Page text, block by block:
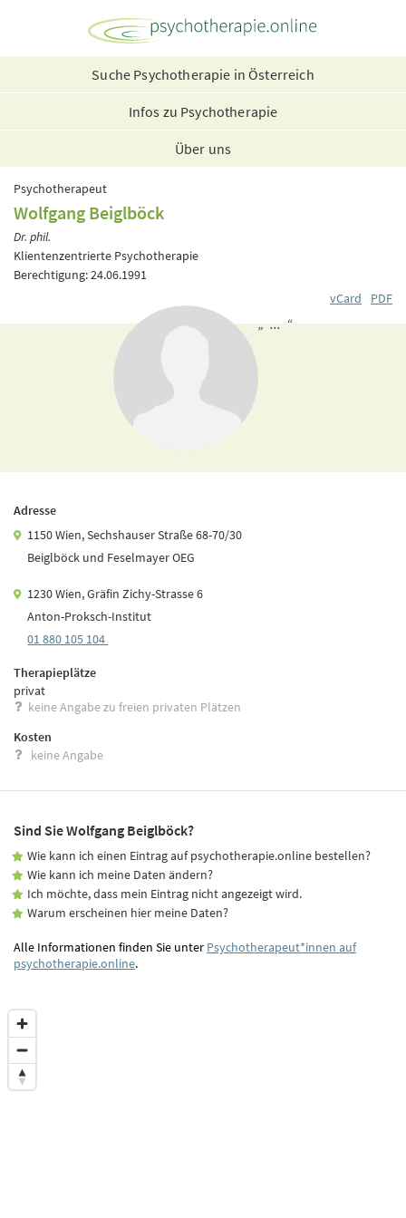
Suche Psychotherapie in Österreich
Infos zu Psychotherapie
Über uns
Psychotherapeut
Wolfgang Beiglböck
Dr. phil.
Klientenzentrierte Psychotherapie
Berechtigung: 24.06.1991
vCard
PDF
„ ... “
Adresse
1150 Wien, Sechshauser Straße 68-70/30
Beiglböck und Feselmayer OEG
1230 Wien, Gräfin Zichy-Strasse 6
Anton-Proksch-Institut
01 880 105 104
Therapieplätze
privat
keine Angabe zu freien privaten Plätzen
Kosten
keine Angabe
Sind Sie Wolfgang Beiglböck?
Wie kann ich einen Eintrag auf psychotherapie.online bestellen?
Wie kann ich meine Daten ändern?
Ich möchte, dass mein Eintrag nicht angezeigt wird.
Warum erscheinen hier meine Daten?
Alle Informationen finden Sie unter Psychotherapeut*innen auf
psychotherapie.online.